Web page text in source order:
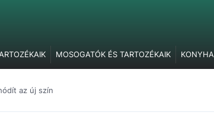
MOSOGATÓK ÉS TARTOZÉKAIK
BÚTORVILÁGÍTÁS FOGANTYÚK, FOGASOK
BÚTORZÁRAK
az új szín